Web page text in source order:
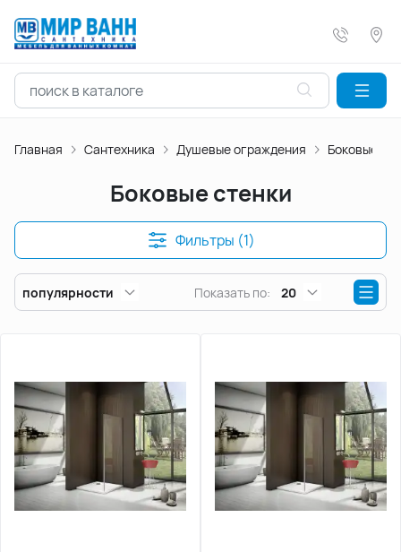
Главная Сантехника Душевые ограждения Боковые
Боковые стенки
Фильтры (1)
популярности Показать по: 20